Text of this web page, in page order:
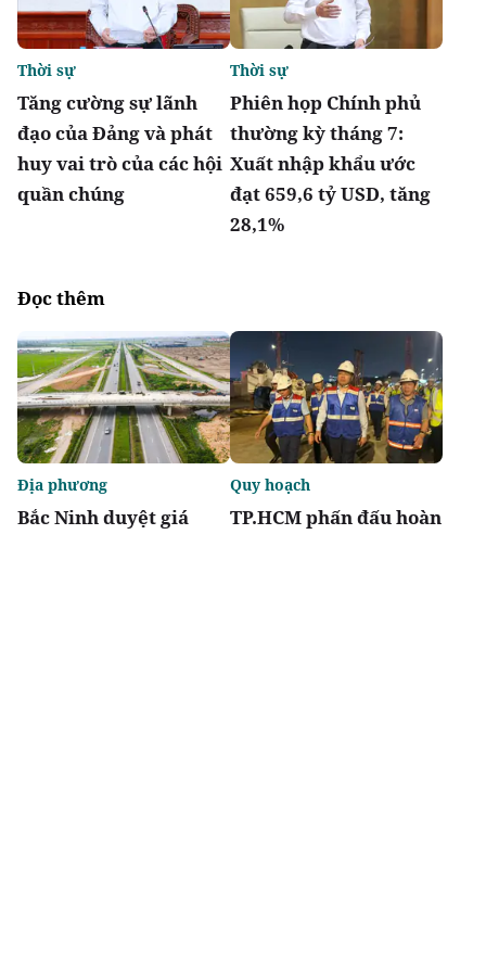
Tăng cường sự lãnh
đạo của Đảng và phát
huy vai trò của các hội
quần chúng
Thời sự
Phiên họp Chính phủ
thường kỳ tháng 7:
Xuất nhập khẩu ước
đạt 659,6 tỷ USD, tăng
28,1%
Thời sự
Đọc thêm
Bắc Ninh duyệt giá
Địa phương
TP.HCM phấn đấu hoàn
Quy hoạch